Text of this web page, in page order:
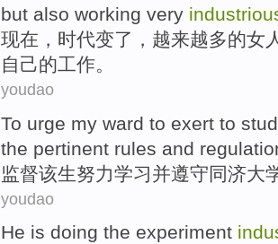
but also working very
现在 ，时代变了，越来越多的女
自己的工作。
youdao
To urge my ward to exert to
the pertinent rules and
监督该生努力学习并遵守同济大
youdao
He is doing the experiment